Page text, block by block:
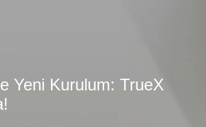
Yeni Kurulum: TrueX